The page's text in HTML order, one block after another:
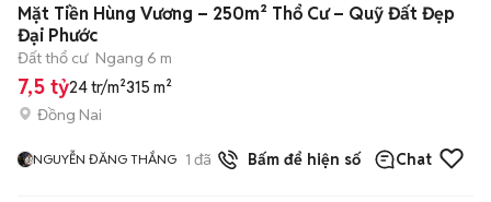
Mặt Tiền Hùng Vương – 250m² Thổ Cư – Quỹ Đất Đẹp
Đại Phước
Đất thổ cư Ngang 6 m
7,5 tỷ24 tr/m²315 m²
Đồng Nai
NGUYỄN ĐĂNG THẮNG 1 đã bán Bấm để hiện số Chat